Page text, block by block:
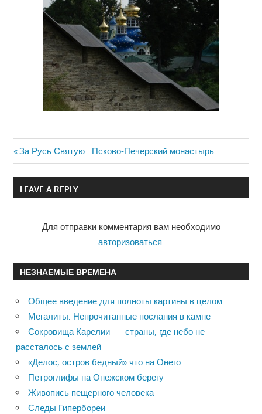
Навигация
по
Previous
Post:
За Русь Святую : Псково-Печерский монастырь
LEAVE A REPLY
Для отправки комментария вам необходимо
авторизоваться
НЕЗНАЕМЫЕ ВРЕМЕНА
Общее введение для полноты картины в целом
Мегалиты: Непрочитанные послания в камне
Сокровища Карелии — страны, где небо не
рассталось с землей
«Делос, остров бедный» что на Онего…
Петроглифы на Онежском берегу
Живопись пещерного человека
Следы Гипербореи